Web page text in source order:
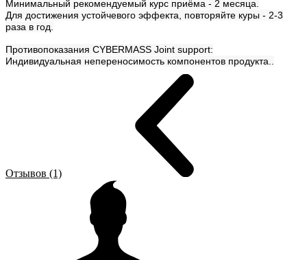
Минимальный рекомендуемый курс приёма - 2 месяца.
Для достижения устойчевого эффекта, повторяйте куры - 2-3
раза в год.
Противопоказания CYBERMASS Joint support:
Индивидуальная непереносимость компонентов продукта.
Отзывов (1)